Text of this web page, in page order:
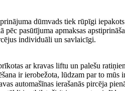
dūmvads tiek rūpīgi
pasūtījuma apmaksas
individuāli un savlaicīgi.
ar kravas liftu un palešu
ir ierobežota, lūdzam par to
automašīnas ierašanās pircēja